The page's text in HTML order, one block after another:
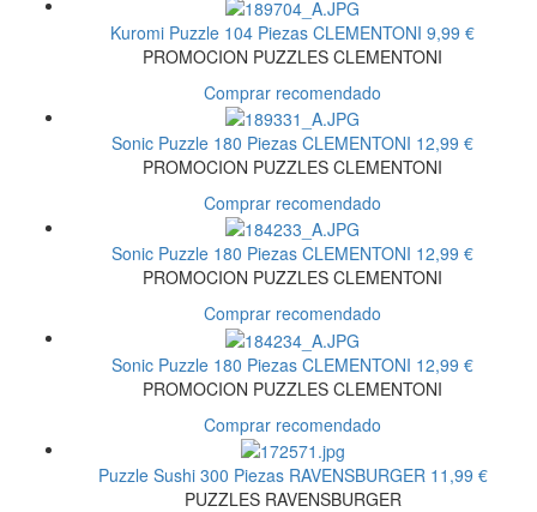
Kuromi Puzzle 104 Piezas CLEMENTONI 9,99 €
PROMOCION PUZZLES CLEMENTONI
Comprar recomendado
Sonic Puzzle 180 Piezas CLEMENTONI 12,99 €
PROMOCION PUZZLES CLEMENTONI
Comprar recomendado
Sonic Puzzle 180 Piezas CLEMENTONI 12,99 €
PROMOCION PUZZLES CLEMENTONI
Comprar recomendado
Sonic Puzzle 180 Piezas CLEMENTONI 12,99 €
PROMOCION PUZZLES CLEMENTONI
Comprar recomendado
Puzzle Sushi 300 Piezas RAVENSBURGER 11,99 €
PUZZLES RAVENSBURGER